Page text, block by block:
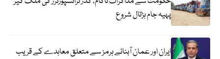
پہیہ جام ہڑتال شروع
ایران اور عمان آبنائے ہرمز سے متعلق معاہدے کے قریب